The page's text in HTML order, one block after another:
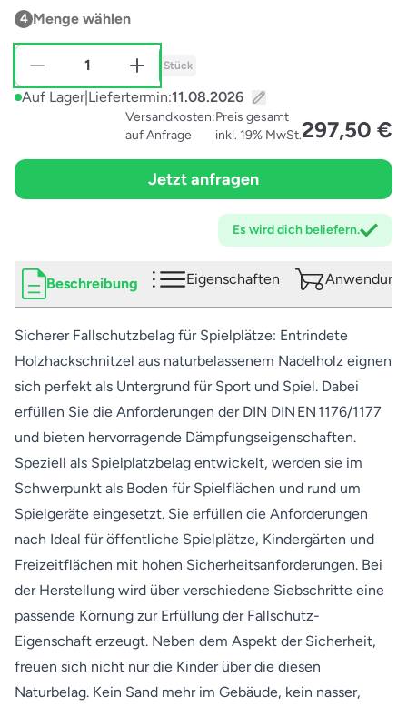
4 Menge wählen
Stück
Auf Lager|Liefertermin:
Versandkosten:
auf Anfrage
Preis gesamt
inkl. 19% MwSt.297,50 €
Jetzt anfragen
Es wird dichbeliefern.
Beschreibung Eigenschaften
Sicherer Fallschutzbelag für Spielplätze: Entrindete
Holzhackschnitzel aus naturbelassenem Nadelholz eignen
sich perfekt als Untergrund für Sport und Spiel. Dabei
erfüllen Sie die Anforderungen der DIN DIN EN 1176/1177
und bieten hervorragende Dämpfungseigenschaften.
Speziell als Spielplatzbelag entwickelt, werden sie im
Schwerpunkt als Boden für Spielflächen und rund um
Spielgeräte eingesetzt. Sie erfüllen die Anforderungen
nach Ideal für öffentliche Spielplätze, Kindergärten und
Freizeitflächen mit hohen Sicherheitsanforderungen. Bei
der Herstellung wird über verschiedene Siebschritte eine
passende Körnung zur Erfüllung der Fallschutz-
Eigenschaft erzeugt. Neben dem Aspekt der Sicherheit,
freuen sich nicht nur die Kinder über die diesen
Naturbelag. Kein Sand mehr im Gebäude, kein nasser,